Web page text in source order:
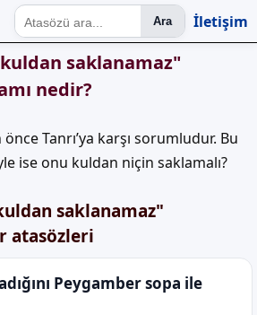
Ara İletişim
saklanamaz"
nedir?
Tanrı’ya karşı sorumludur. Bu
ise onu kuldan niçin saklamalı?
saklanamaz"
atasözleri
Peygamber sopa ile